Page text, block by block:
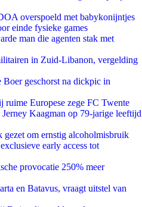
overspoeld met babykonijntjes
einde fysieke games
man die agenten stak met
in Zuid-Libanon, vergelding
geschorst na dickpic in
ruime Europese zege FC Twente
Kaagman op 79-jarige leeftijd
gezet om ernstig alcoholmisbruik
early access tot
provocatie 250% meer
en Batavus, vraagt uitstel van